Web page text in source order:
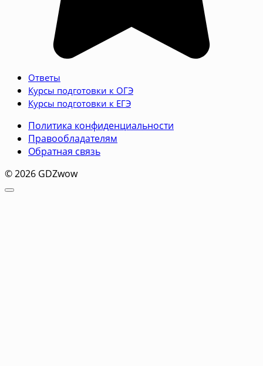
Ответы
Курсы подготовки к ОГЭ
Курсы подготовки к ЕГЭ
Политика конфиденциальности
Правообладателям
Обратная связь
© 2026 GDZwow